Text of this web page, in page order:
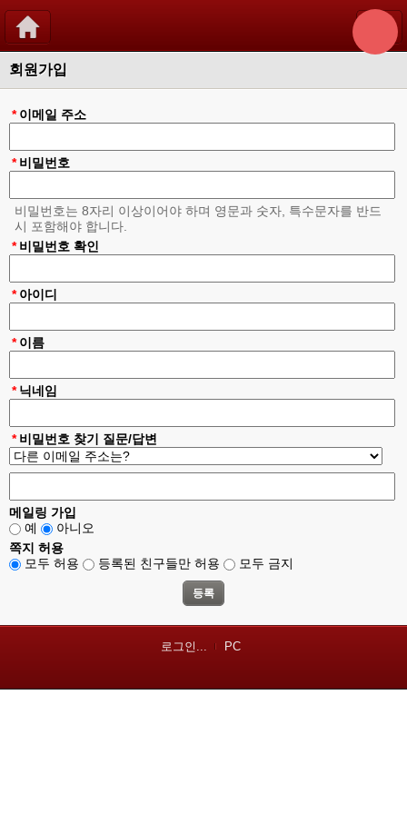
회원가입
이메일 주소
*
비밀번호
*
비밀번호는 8자리 이상이어야 하며 영문과 숫자, 특수문자를 반드
시 포함해야 합니다.
비밀번호 확인
*
* 아이디
* 이름
* 닉네임
* 비밀번호 찾기 질문/답변
메일링 가입
예
아니오
쪽지 허용
모두 허용
등록된 친구들만 허용 모두 금지
로그인... PC